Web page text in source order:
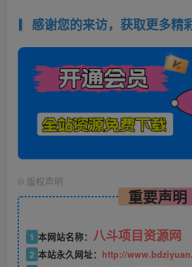
感谢您的来访，获取更多精
© 版权声明
重要声明
1 本网站名称： 八斗项目资源网
2 本站永久网址： http://